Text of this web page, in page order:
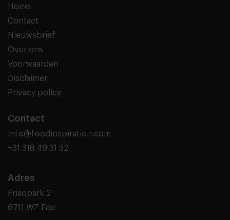
Home
Contact
Nieuwsbrief
Over ons
Voorwaarden
Disclaimer
Privacy policy
Contact
info@foodinspiration.com
+31 318 49 31 32
Adres
Frisopark 2
6711 WZ Ede